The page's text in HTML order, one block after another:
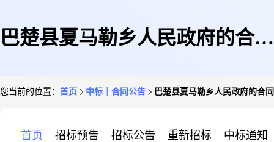
巴楚县夏马勒乡人民政府的合同
您当前的位置： 首页 中标｜合同公告 巴楚县夏马勒乡人民政府的合
首页 招标预告 招标公告 重新招标 中标通知